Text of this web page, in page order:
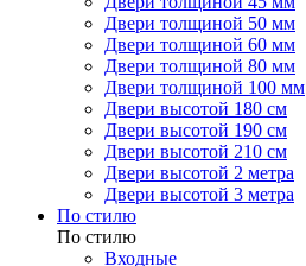
Двери толщиной 50 мм
Двери толщиной 60 мм
Двери толщиной 80 мм
Двери толщиной 100 мм
Двери высотой 180 см
Двери высотой 190 см
Двери высотой 210 см
Двери высотой 2 метра
Двери высотой 3 метра
По стилю
По стилю
Входные